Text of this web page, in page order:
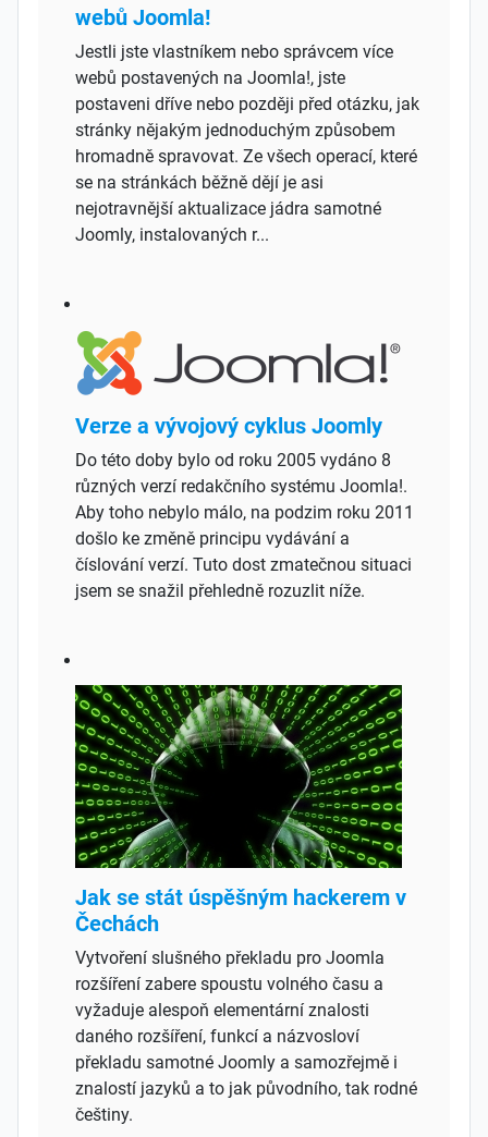
webů Joomla!
Jestli jste vlastníkem nebo správcem více
webů postavených na Joomla!, jste
postaveni dříve nebo později před otázku, jak
stránky nějakým jednoduchým způsobem
hromadně spravovat. Ze všech operací, které
se na stránkách běžně dějí je asi
nejotravnější aktualizace jádra samotné
Joomly, instalovaných r...
Verze a vývojový cyklus Joomly
Do této doby bylo od roku 2005 vydáno 8
různých verzí redakčního systému Joomla!.
Aby toho nebylo málo, na podzim roku 2011
došlo ke změně principu vydávání a
číslování verzí. Tuto dost zmatečnou situaci
jsem se snažil přehledně rozuzlit níže.
Jak se stát úspěšným hackerem v
Čechách
Vytvoření slušného překladu pro Joomla
rozšíření zabere spoustu volného času a
vyžaduje alespoň elementární znalosti
daného rozšíření, funkcí a názvosloví
překladu samotné Joomly a samozřejmě i
znalostí jazyků a to jak původního, tak rodné
češtiny.